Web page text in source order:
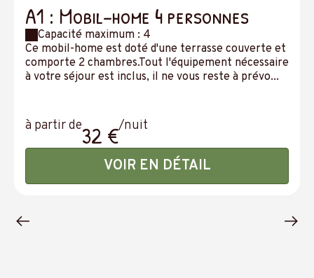
A1 : Mobil-home 4 personnes
Capacité maximum : 4
Ce mobil-home est doté d'une terrasse couverte et
comporte 2 chambres.Tout l'équipement nécessaire
à votre séjour est inclus, il ne vous reste à prévo...
à partir de32 €/nuit
VOIR EN DÉTAIL